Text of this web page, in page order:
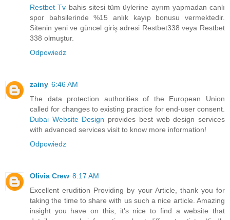
Restbet Tv bahis sitesi tüm üylerine ayrım yapmadan canlı
spor bahsilerinde %15 anlık kayıp bonusu vermektedir.
Sitenin yeni ve güncel giriş adresi Restbet338 veya Restbet
338 olmuştur.
Odpowiedz
zainy 6:46 AM
The data protection authorities of the European Union
called for changes to existing practice for end-user consent.
Dubai Website Design provides best web design services
with advanced services visit to know more information!
Odpowiedz
Olivia Crew 8:17 AM
Excellent erudition Providing by your Article, thank you for
taking the time to share with us such a nice article. Amazing
insight you have on this, it's nice to find a website that